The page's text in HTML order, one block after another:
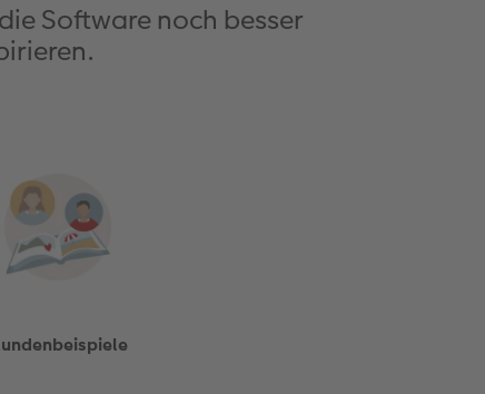
Software noch besser